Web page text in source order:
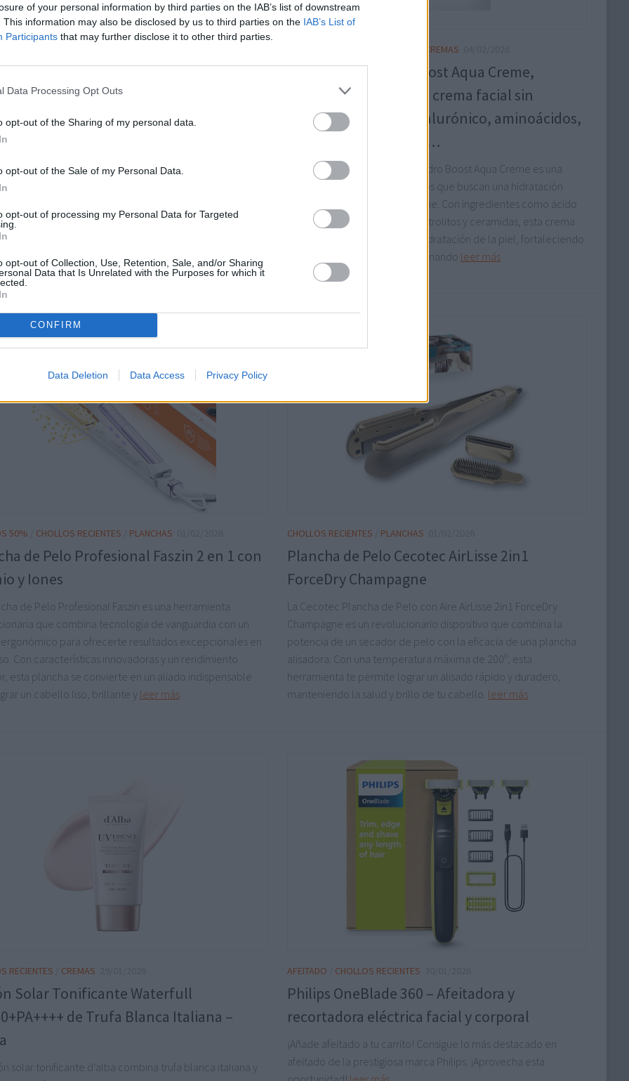
of your personal information by third parties on the IAB’s list of downstream
This information may also be disclosed by us to third parties on the IAB’s List of
Participants that may further disclose it to other third parties.
Data Processing Opt Outs
opt-out of the Sharing of my personal data.
opt-out of the Sale of my Personal Data.
opt-out of processing my Personal Data for Targeted
opt-out of Collection, Use, Retention, Sale, and/or Sharing
Data that Is Unrelated with the Purposes for which it
CONFIRM
Data Deletion Data Access Privacy Policy
Hades – Barbero, cuchillas de acero
Hades es un barbero que se convertirá en tu mejor
el cuidado de tu cabello y barba. Con una autonomía
de potencia, garantizando un corte preciso en cada
más
CREMAS
Neutrogena Hydro Boost Aqua Creme,
ganador de la prueba, crema facial sin
perfume con ácido hialurónico, aminoácidos,
electrolitos y ceramid…
La crema facial Neutrogena Hydro Boost Aqua Creme es una
excelente opción para aquellos que buscan una hidratación
profunda y duradera sin perfume. Con ingredientes como ácido
hialurónico, aminoácidos, electrolitos y ceramidas, esta crema
apoya el proceso natural de hidratación de la piel, fortaleciendo
su barrera cutánea y proporcionando leer más
50% CHOLLOS RECIENTES PLANCHAS
de Pelo Profesional Faszin 2 en 1 con
y Iones
de Pelo Profesional Faszin es una herramienta
que combina tecnología de vanguardia con un
para ofrecerte resultados excepcionales en
Con características innovadoras y un rendimiento
esta plancha se convierte en un aliado indispensable
un cabello liso, brillante y leer más
CHOLLOS RECIENTES PLANCHAS
Plancha de Pelo Cecotec AirLisse 2in1
ForceDry Champagne
La Cecotec Plancha de Pelo con Aire AirLisse 2in1 ForceDry
Champagne es un revolucionario dispositivo que combina la
potencia de un secador de pelo con la eficacia de una plancha
alisadora. Con una temperatura máxima de 200º, esta
herramienta te permite lograr un alisado rápido y duradero,
manteniendo la salud y brillo de tu cabello. leer más
RECIENTES CREMAS
Solar Tonificante Waterfull
de Trufa Blanca Italiana –
solar tonificante d’alba combina trufa blanca italiana y
AFEITADO CHOLLOS RECIENTES
Philips OneBlade 360 – Afeitadora y
recortadora eléctrica facial y corporal
¡Añade afeitado a tu carrito! Consigue lo más destacado en
afeitado de la prestigiosa marca Philips. ¡Aprovecha esta